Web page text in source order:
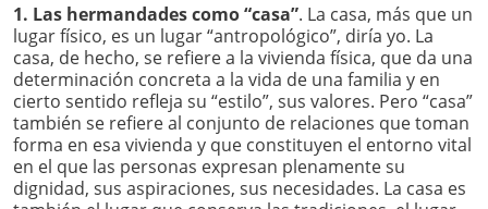
1. Las hermandades como “casa”. La casa, más que un
lugar físico, es un lugar “antropológico”, diría yo. La
casa, de hecho, se refiere a la vivienda física, que da una
determinación concreta a la vida de una familia y en
cierto sentido refleja su “estilo”, sus valores. Pero “casa”
también se refiere al conjunto de relaciones que toman
forma en esa vivienda y que constituyen el entorno vital
en el que las personas expresan plenamente su
dignidad, sus aspiraciones, sus necesidades. La casa es